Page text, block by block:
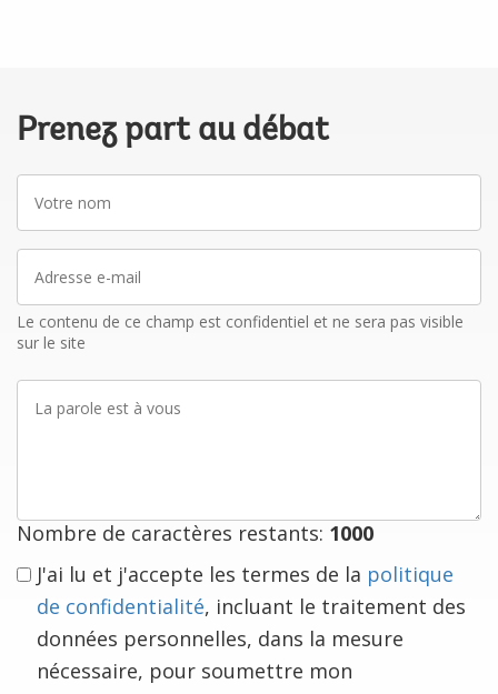
Prenez part au débat
nom
mail
Le contenu de ce champ est confidentiel et ne sera pas visible
sur le site
parole
Nombre de caractères restants: 1000
J'ai lu et j'accepte les termes de la politique
de confidentialité, incluant le traitement des
données personnelles, dans la mesure
nécessaire, pour soumettre mon